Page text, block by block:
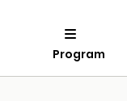
Program